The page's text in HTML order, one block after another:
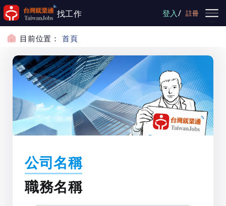
跳到主要內容
找工作 登入/ 註冊
目前位置： 首頁
公司名稱
職務名稱